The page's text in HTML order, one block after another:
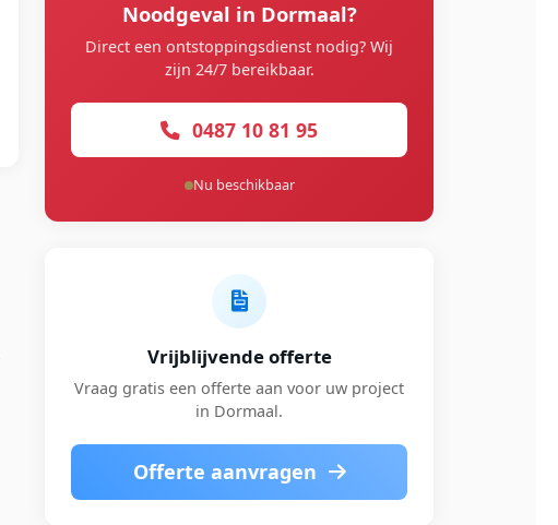
Noodgeval in Dormaal?
Direct een ontstoppingsdienst nodig? Wij
zijn 24/7 bereikbaar.
0487 10 81 95
Nu beschikbaar
Vrijblijvende offerte
Vraag gratis een offerte aan voor uw project
in Dormaal.
Offerte aanvragen